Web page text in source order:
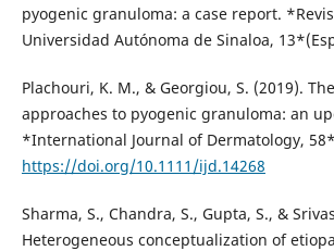
pyogenic granuloma: a case report.
Universidad Autónoma de Sinaloa,
Plachouri, K. M., & Georgiou, S. (2019).
approaches to pyogenic granuloma: an
*International Journal of Dermatology,
https://doi.org/10.1111/ijd.14268
Sharma, S., Chandra, S., Gupta, S., &
Heterogeneous conceptualization of